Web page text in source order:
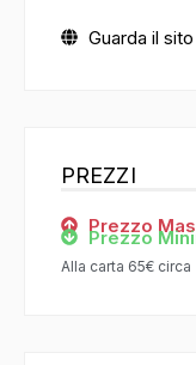
Guarda il sito
PREZZI
Prezzo
Prezzo
Alla carta 65€ circa